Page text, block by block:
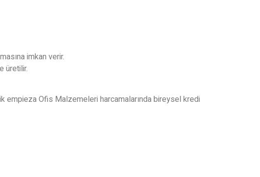
imkan verir.
üretilir.
empieza Ofis Malzemeleri harcamalarında bireysel kredi